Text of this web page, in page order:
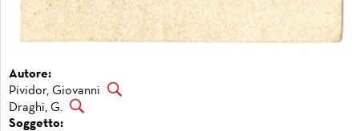
Autore:
Pividor, Giovanni
Draghi, G.
Soggetto: